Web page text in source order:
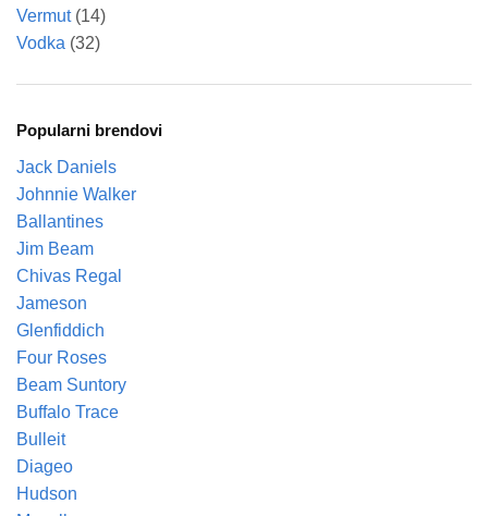
Vermut (14)
Vodka (32)
Popularni brendovi
Jack Daniels
Johnnie Walker
Ballantines
Jim Beam
Chivas Regal
Jameson
Glenfiddich
Four Roses
Beam Suntory
Buffalo Trace
Bulleit
Diageo
Hudson